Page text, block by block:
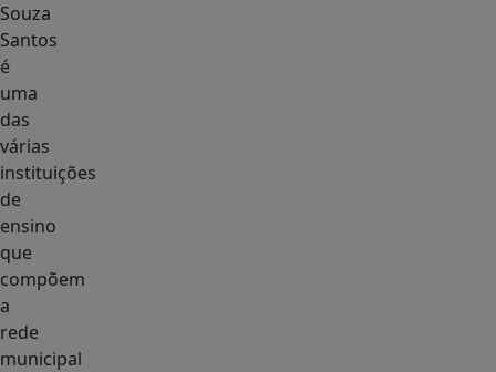
Souza
Santos
é
uma
das
várias
instituições
de
ensino
que
compõem
a
rede
municipal